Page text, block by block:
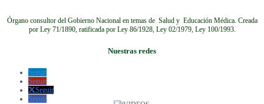
Órgano consultor del Gobierno Nacional en temas de Salud y Educación Médica. Creada
por Ley 71/1890, ratificada por Ley 86/1928, Ley 02/1979, Ley 100/1993.
Nuestras redes
Seguir
Seguir
Seguir
Seguir